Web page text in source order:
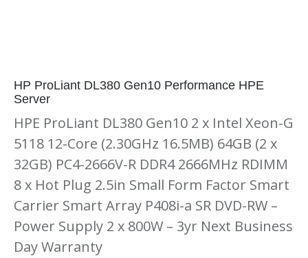
HP ProLiant DL380 Gen10 Performance HPE
Server
HPE ProLiant DL380 Gen10 2 x Intel Xeon-G
5118 12-Core (2.30GHz 16.5MB) 64GB (2 x
32GB) PC4-2666V-R DDR4 2666MHz RDIMM
8 x Hot Plug 2.5in Small Form Factor Smart
Carrier Smart Array P408i-a SR DVD-RW –
Power Supply 2 x 800W – 3yr Next Business
Day Warranty